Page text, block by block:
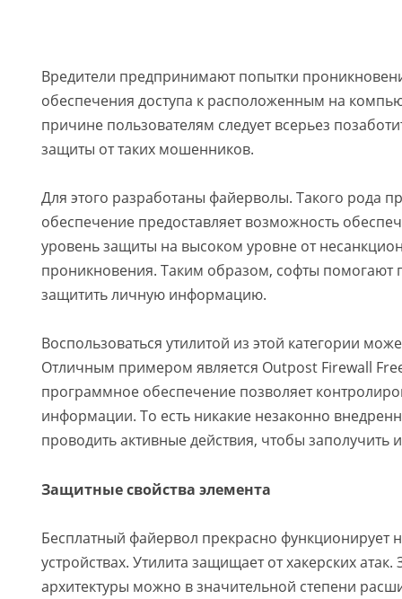
Вредители предпринимают попытки
обеспечения доступа к расположенным на
причине пользователям следует всерьез
защиты от таких мошенников.
Для этого разработаны файерволы. Такого рода
обеспечение предоставляет возможность
уровень защиты на высоком уровне от
проникновения. Таким образом, софты помогают
защитить личную информацию.
Воспользоваться утилитой из этой категории
Отличным примером является Outpost Firewall
программное обеспечение позволяет
информации. То есть никакие незаконно
проводить активные действия, чтобы
Защитные свойства элемента
Бесплатный файервол прекрасно функционирует
устройствах. Утилита защищает от хакерских атак.
архитектуры можно в значительной степени